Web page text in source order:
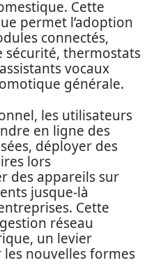
Cette
permet l’adoption
connectés,
sécurité, thermostats
vocaux
générale.
les utilisateurs
en ligne des
déployer des
lors
des appareils sur
jusque-là
Cette
réseau
un levier
nouvelles formes